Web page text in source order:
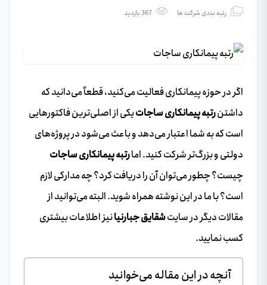
رتبه بندی شرکت ها
اگر در حوزه پیمانکاری فعالیت می‌کنید، قطعاً می‌دانید که
داشتنرتبه پیمانکاری ساجاتیکی از اصلی‌ترین فاکتورهایی
است که به شما اعتبار می‌دهد و باعث می‌شود در پروژه‌های
دولتی و بزرگ‌تر شرکت کنید. امارتبه پیمانکاری ساجات
چیست؟ چطور می‌توان آن را دریافت کرد؟ چه مدارکی لازم
است؟ با ما در این نوشته همراه شوید. البته می‌توانید از
مقالات دیگر در سایتشقایق جبارنیانیز اطلاعات بیشتری
کسب نمایید.
آنچه در این مقاله می‌خوانید